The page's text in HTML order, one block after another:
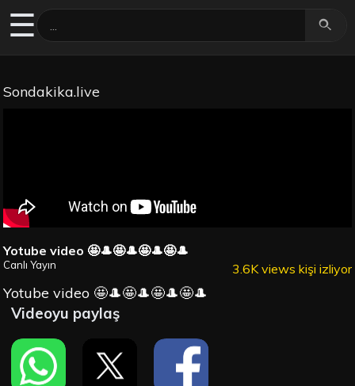
☰
Sondakika.live
Yotube video 🤩🎩🤩🎩🤩🎩🤩🎩
Canlı Yayın 3.6K views kişi izliyor
Yotube video 🤩🎩🤩🎩🤩🎩🤩🎩
Videoyu paylaş